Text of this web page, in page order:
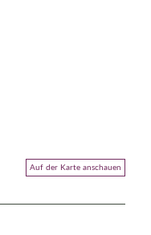
Auf der Karte anschauen